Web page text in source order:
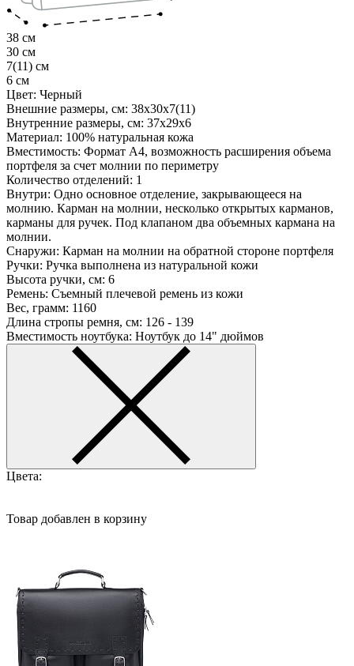
38 см
30 см
7(11) см
6 см
Цвет: Черный
Внешние размеры, см: 38х30х7(11)
Внутренние размеры, см: 37х29х6
Материал: 100% натуральная кожа
Вместимость: Формат А4, возможность расширения объема
портфеля за счет молнии по периметру
Количество отделений: 1
Внутри: Одно основное отделение, закрывающееся на
молнию. Карман на молнии, несколько открытых карманов,
карманы для ручек. Под клапаном два объемных кармана на
молнии.
Снаружи: Карман на молнии на обратной стороне портфеля
Ручки: Ручка выполнена из натуральной кожи
Высота ручки, см: 6
Ремень: Съемный плечевой ремень из кожи
Вес, грамм: 1160
Длина стропы ремня, см: 126 - 139
Вместимость ноутбука: Ноутбук до 14" дюймов
Цвета:
Товар добавлен в корзину